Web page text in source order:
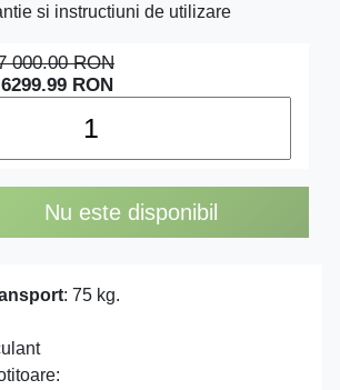
si instructiuni de utilizare
000.00RON
6299.99 RON
Nu este disponibil
: 75 kg.